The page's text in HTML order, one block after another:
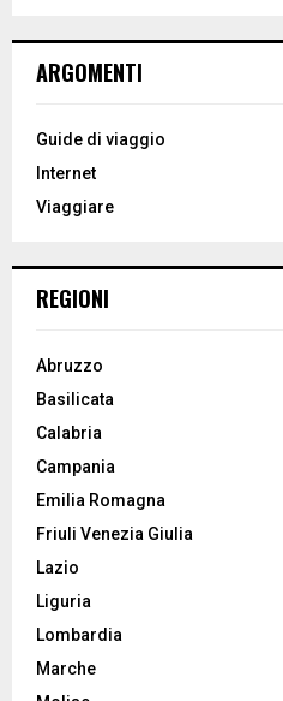
h
o
:
ARGOMENTI
Guide di viaggio
Internet
Viaggiare
REGIONI
Abruzzo
Basilicata
Calabria
Campania
Emilia Romagna
Friuli Venezia Giulia
Lazio
Liguria
Lombardia
Marche